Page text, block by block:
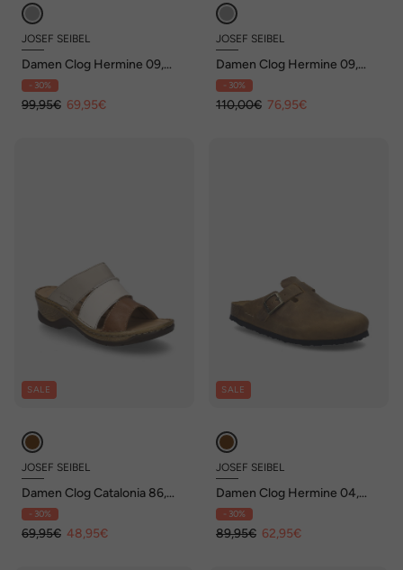
JOSEF SEIBEL
Damen Clog Hermine 09,
dunkelblau
- 30%
99,95€ 69,95€
JOSEF SEIBEL
Damen Clog Hermine 09,
granit
- 30%
110,00€ 76,95€
SALE
JOSEF SEIBEL
Damen Clog Catalonia 86,
cognac-multi
- 30%
69,95€ 48,95€
SALE
JOSEF SEIBEL
Damen Clog Hermine 04,
castagne
- 30%
89,95€ 62,95€